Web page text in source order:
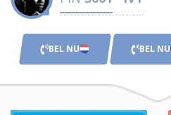
BEL NU BEL NU